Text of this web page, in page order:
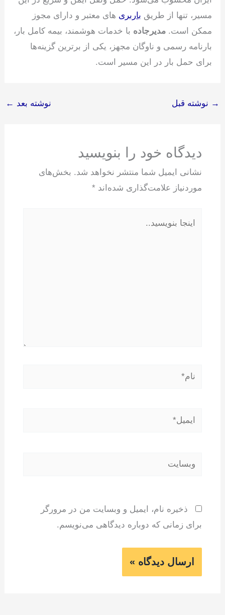
مسیر، تنها از طریق باربری های معتبر و دارای مجوز
ممکن است.مدیرجاده با خدمات هوشمند، بیمه کامل بار،
بارنامه رسمی و ناوگان مجهز، یکی از برترین گزینه‌ها
برای حمل بار در این مسیر است.
→ نوشته قبل نوشته بعد ←
دیدگاه‌ خود را بنویسید
نشانی ایمیل شما منتشر نخواهد شد. بخش‌های
موردنیاز علامت‌گذاری شده‌اند *
نام*
ایمیل*
وبسایت
ذخیره نام، ایمیل و وبسایت من در مرورگر
برای زمانی که دوباره دیدگاهی می‌نویسم.